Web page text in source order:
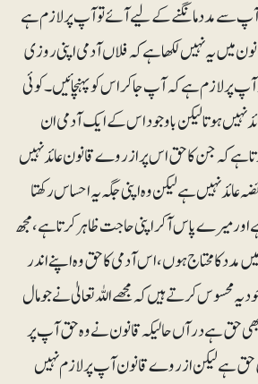
سے مدد مانگنے کے لیے آئے تو آپ پر لازم ہے
میں یہ نہیں لکھا ہے کہ فلاں آدمی اپنی روزی
پر لازم ہے کہ آپ جا کر اس کو پہنچائیں۔ کوئی
نہیں ہوتا لیکن باوجود اس کے ایک آدمی ان
کہ جن کا حق اس پر ازروے قانون عائد نہیں
عائد نہیں ہے لیکن وہ اپنی جگہ یہ احساس رکھتا
اور میرے پاس آکر اپنی حاجت ظاہر کرتا ہے، مجھ
کا محتاج ہوں،اس آدمی کا حق وہ اپنے اندر
محسوس کرتے ہیں کہ مجھے اللہ تعالیٰ نے جو مال
حق ہے درآں حالیکہ قانون نے وہ حق آپ پر
حق ہے لیکن ازروے قانون آپ پر لازم نہیں